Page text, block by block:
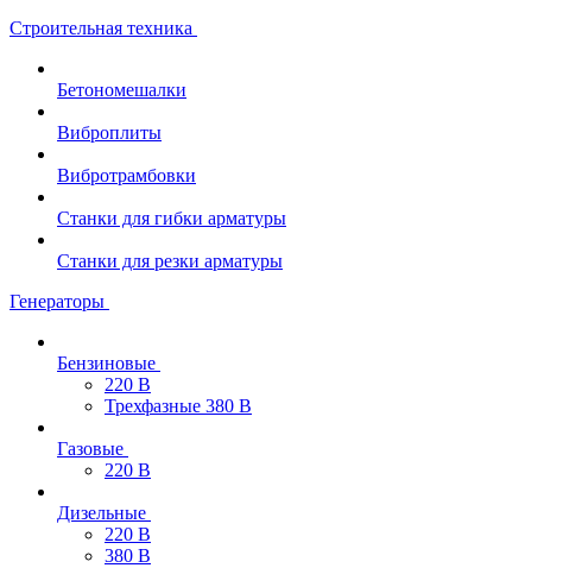
Строительная техника
Бетономешалки
Виброплиты
Вибротрамбовки
Станки для гибки арматуры
Станки для резки арматуры
Генераторы
Бензиновые
220 В
Трехфазные 380 В
Газовые
220 В
Дизельные
220 В
380 В